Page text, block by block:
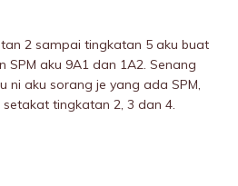
2 sampai tingkatan 5 aku buat
aku 9A1 dan 1A2. Senang
ni aku sorang je yang ada SPM,
tingkatan 2, 3 dan 4.